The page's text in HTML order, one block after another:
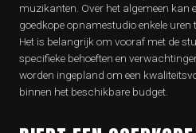
muzikanten. Over het algemeen kan
goedkope opnamestudio enkele uren
Het is belangrijk om vooraf met de
specifieke behoeften en
worden ingepland om een
binnen het beschikbare budget.